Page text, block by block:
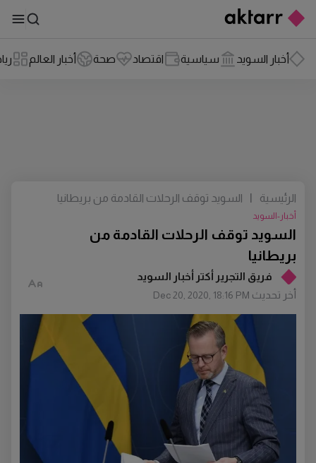
أخبار السويد سياسية اقتصاد صحة أخبار العالم
فريق التجرير أكتر أخبار السويد
أخر تحديث Dec 20, 2020, 18:16 PM
السويد توقف الرحلات القادمة من
بريطانيا
أخبار-السويد
الرئيسية | السويد توقف الرحلات القادمة من بريطانيا